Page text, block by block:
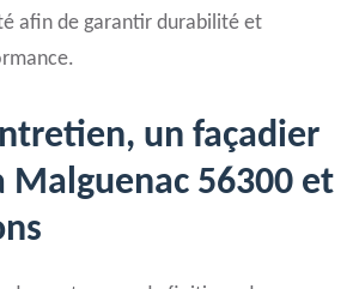
afin de garantir durabilité et
un façadier
Malguenac 56300 et